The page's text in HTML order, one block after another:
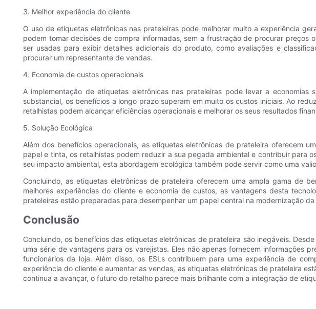
3. Melhor experiência do cliente
O uso de etiquetas eletrônicas nas prateleiras pode melhorar muito a experiência
podem tomar decisões de compra informadas, sem a frustração de procurar preços
ser usadas para exibir detalhes adicionais do produto, como avaliações e
procurar um representante de vendas.
4. Economia de custos operacionais
A implementação de etiquetas eletrônicas nas prateleiras pode levar a
substancial, os benefícios a longo prazo superam em muito os custos iniciais. Ao
retalhistas podem alcançar eficiências operacionais e melhorar os seus resultados
5. Solução Ecológica
Além dos benefícios operacionais, as etiquetas eletrônicas de prateleira oferecem
papel e tinta, os retalhistas podem reduzir a sua pegada ambiental e contribuir para
seu impacto ambiental, esta abordagem ecológica também pode servir como uma
Concluindo, as etiquetas eletrônicas de prateleira oferecem uma ampla gama de
melhores experiências do cliente e economia de custos, as vantagens desta
prateleiras estão preparadas para desempenhar um papel central na modernização
Conclusão
Concluindo, os benefícios das etiquetas eletrônicas de prateleira são inegáveis.
uma série de vantagens para os varejistas. Eles não apenas fornecem informações
funcionários da loja. Além disso, os ESLs contribuem para uma experiência de
experiência do cliente e aumentar as vendas, as etiquetas eletrónicas de prateleira
continua a avançar, o futuro do retalho parece mais brilhante com a integração de